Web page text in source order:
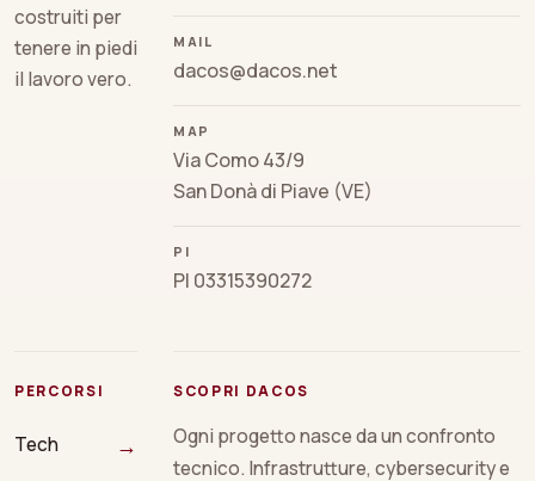
costruiti per
tenere in piedi
il lavoro vero.
MAIL
dacos@dacos.net
MAP
Via Como 43/9
San Donà di Piave (VE)
PI
PI 03315390272
PERCORSI
Tech →
SCOPRI DACOS
Ogni progetto nasce da un confronto
tecnico. Infrastrutture, cybersecurity e